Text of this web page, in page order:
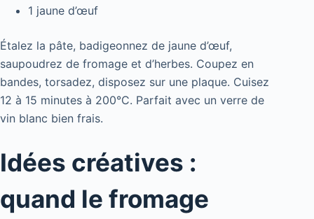
1 jaune d’œuf
Étalez la pâte, badigeonnez de jaune d’œuf,
saupoudrez de fromage et d’herbes. Coupez en
bandes, torsadez, disposez sur une plaque. Cuisez
12 à 15 minutes à 200°C. Parfait avec un verre de
vin blanc bien frais.
Idées créatives :
quand le fromage